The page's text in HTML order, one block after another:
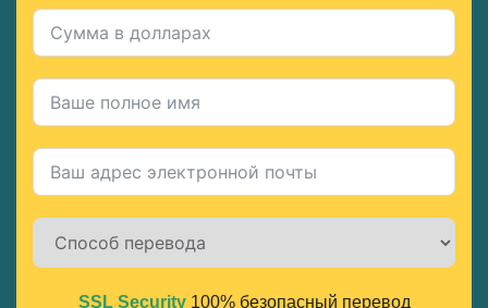
SSL Security100% безопасный перевод